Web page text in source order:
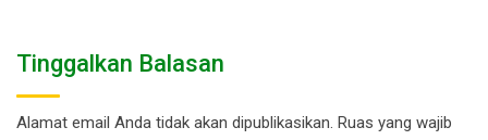
Tinggalkan Balasan
Alamat email Anda tidak akan dipublikasikan. Ruas yang wajib